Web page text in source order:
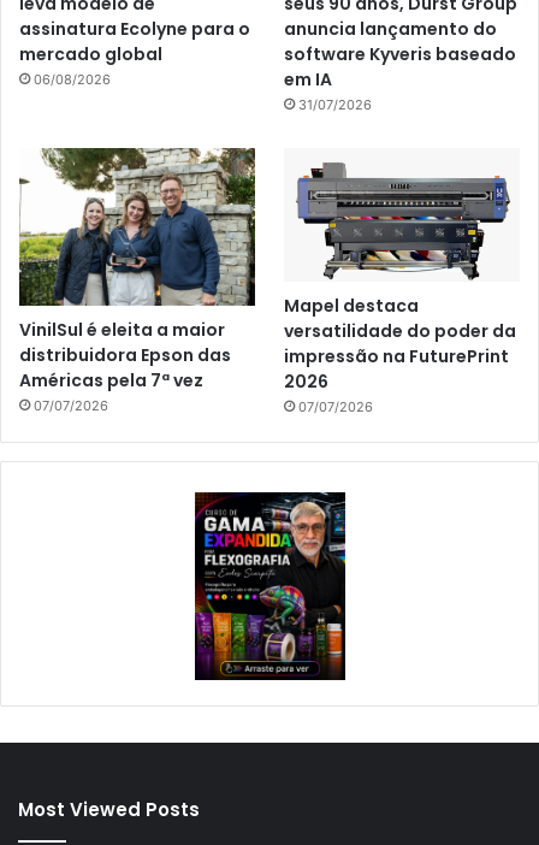
assinatura Ecolyne para o
mercado global
06/08/2026
anuncia lançamento do
software Kyveris baseado
em IA
31/07/2026
VinilSul é eleita a maior
distribuidora Epson das
Américas pela 7ª vez
07/07/2026
Mapel destaca
versatilidade do poder da
impressão na FuturePrint
2026
07/07/2026
Most Viewed Posts